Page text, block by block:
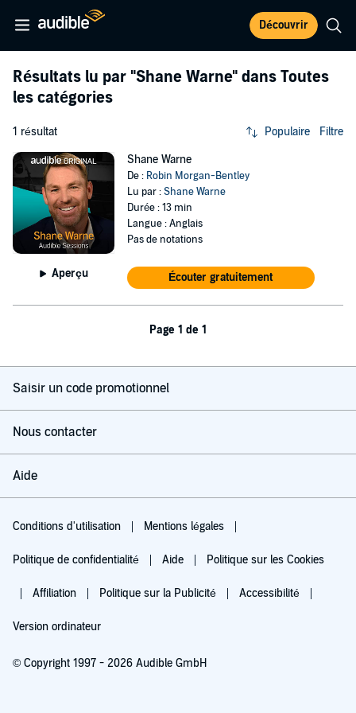
Découvrir
Résultats lu par "Shane Warne" dans Toutes
les catégories
1 résultat Populaire Filtre
Aperçu
Shane Warne
De : Robin Morgan-Bentley
Lu par :Shane Warne
Durée : 13 min
Langue : Anglais
Pas de notations
Écouter gratuitement
Page 1 de 1
Saisir un code promotionnel
Nous contacter
Aide
Conditions d'utilisation Mentions légales
Politique de confidentialité Aide Politique sur les Cookies
Affiliation Politique sur la Publicité Accessibilité
Version ordinateur
© Copyright 1997 - 2026 Audible GmbH